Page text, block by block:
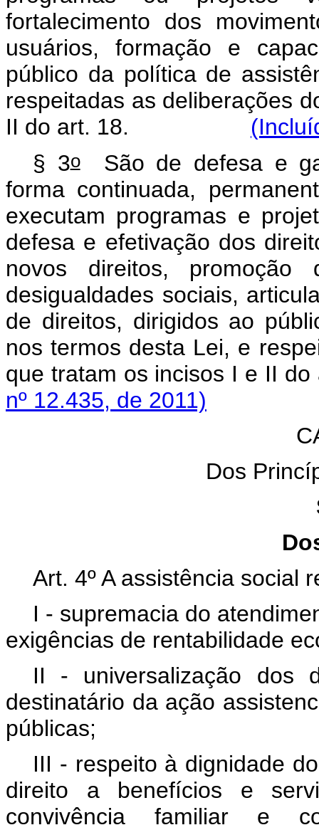
fortalecimento dos
usuários, formação e
público da política de
respeitadas as deliberações
II do art. 18.
§ 3oSão de defesa e
forma continuada,
executam programas e
defesa e efetivação dos
novos direitos, promoção
desigualdades sociais,
de direitos, dirigidos ao
nos termos desta Lei, e
que tratam os incisos
nº 12.435, de 2011)
Dos
Art. 4º A assistência social
I - supremacia do
exigências de rentabilidade
II - universalização dos
destinatário da ação
públicas;
III - respeito à dignidade
direito a benefícios e
convivência familiar e